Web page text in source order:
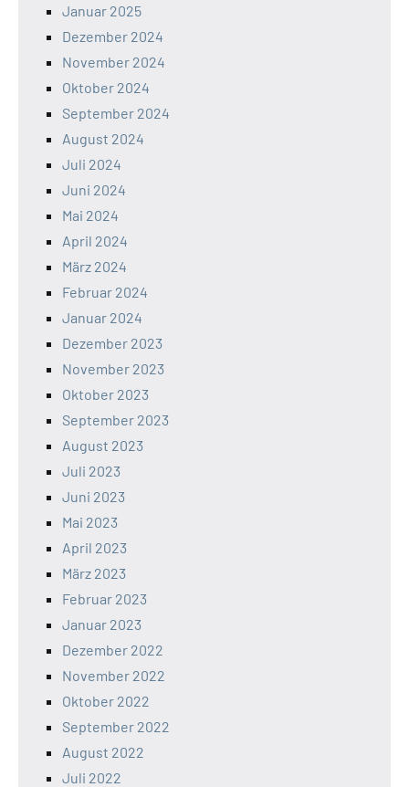
Januar 2025
Dezember 2024
November 2024
Oktober 2024
September 2024
August 2024
Juli 2024
Juni 2024
Mai 2024
April 2024
März 2024
Februar 2024
Januar 2024
Dezember 2023
November 2023
Oktober 2023
September 2023
August 2023
Juli 2023
Juni 2023
Mai 2023
April 2023
März 2023
Februar 2023
Januar 2023
Dezember 2022
November 2022
Oktober 2022
September 2022
August 2022
Juli 2022